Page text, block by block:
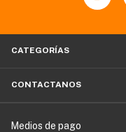
CATEGORÍAS
CONTACTANOS
Medios de pago